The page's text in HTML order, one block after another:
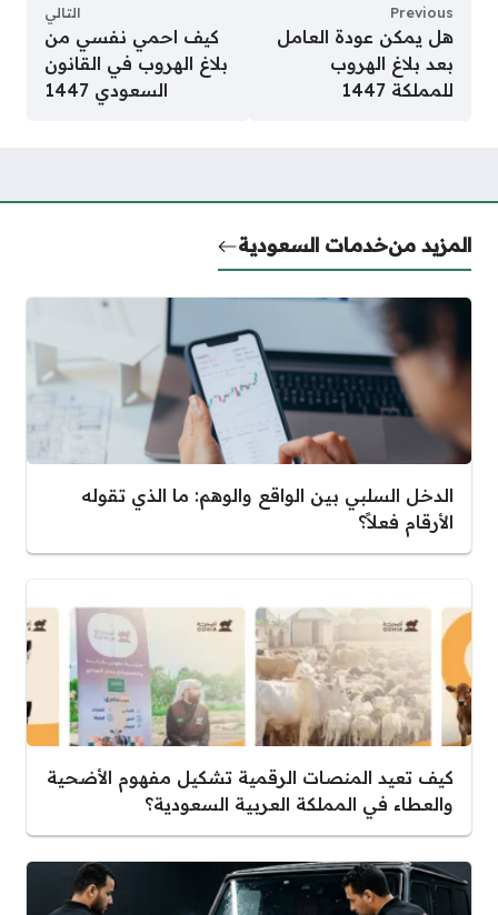
Previous
هل يمكن عودة العامل
بعد بلاغ الهروب
للمملكة 1447
التالي
كيف احمي نفسي من
بلاغ الهروب في القانون
السعودي 1447
المزيد منخدمات السعودية
الدخل السلبي بين الواقع والوهم: ما الذي تقوله
الأرقام فعلاً؟
كيف تعيد المنصات الرقمية تشكيل مفهوم الأضحية
والعطاء في المملكة العربية السعودية؟